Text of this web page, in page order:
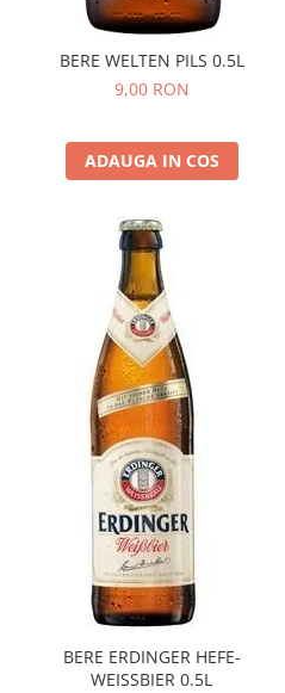
BERE WELTEN PILS 0.5L
9,00 RON
ADAUGA IN COS
BERE ERDINGER HEFE-
WEISSBIER 0.5L